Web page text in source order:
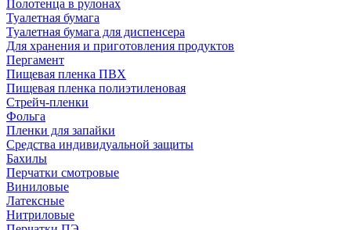
Полотенца в рулонах
Туалетная бумага
Туалетная бумага для диспенсера
Для хранения и приготовления продуктов
Пергамент
Пищевая пленка ПВХ
Пищевая пленка полиэтиленовая
Стрейч-пленки
Фольга
Пленки для запайки
Средства индивидуальной защиты
Бахилы
Перчатки смотровые
Виниловые
Латексные
Нитриловые